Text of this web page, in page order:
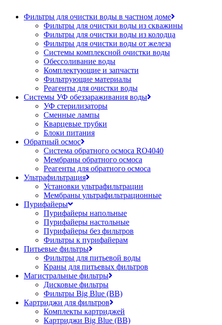
Фильтры для очистки воды в частном доме
Фильтры для очистки воды из скважины
Фильтры для очистки воды из колодца
Фильтры для очистки воды от железа
Системы комплексной очистки воды
Обессоливание воды
Комплектующие и запчасти
Фильтрующие материалы
Реагенты для очистки воды
Системы УФ обеззараживания воды
УФ стерилизаторы
Сменные лампы
Кварцевые трубки
Блоки питания
Обратный осмос
Система обратного осмоса RO4040
Мембраны обратного осмоса
Реагенты для обратного осмоса
Ультрафильтрация
Установки ультрафильтрации
Мембраны ультрафильтрационные
Пурифайеры
Пурифайеры напольные
Пурифайеры настольные
Пурифайеры без фильтров
Фильтры к пурифайерам
Питьевые фильтры
Фильтры для питьевой воды
Краны для питьевых фильтров
Магистральные фильтры
Дисковые фильтры
Фильтры Big Blue (BB)
Картриджи для фильтров
Комплекты картриджей
Картриджи Big Blue (BB)